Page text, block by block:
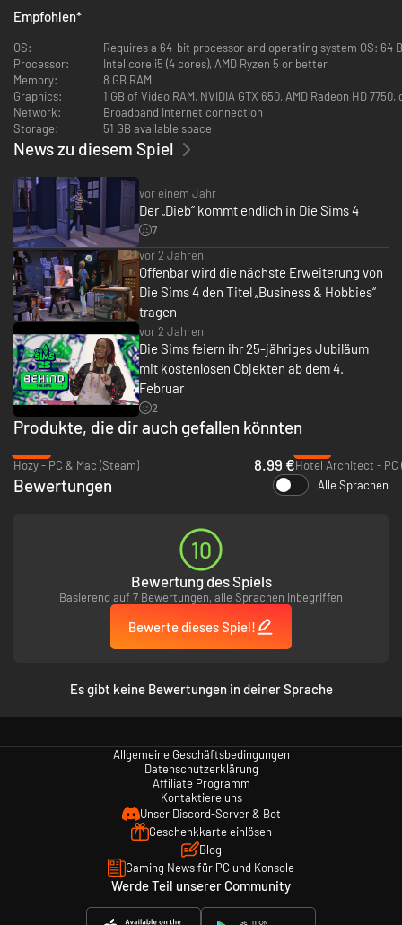
Empfohlen*
OS:
Requires a 64-bit
Processor:
Intel core i5 (4 cores), AMD Ryzen 5 or better
Memory:
8 GB RAM
Graphics:
1 GB of Video RAM, NVIDIA GTX 650, AMD Radeon HD
Network:
Broadband Internet connection
Storage:
51 GB available space
News zu diesem Spiel
vor einem Jahr
Der „Dieb“ kommt endlich in Die Sims 4
7
vor 2 Jahren
Offenbar wird die nächste Erweiterung von
Die Sims 4 den Titel „Business & Hobbies“
tragen
vor 2 Jahren
Die Sims feiern ihr 25-jähriges Jubiläum
mit kostenlosen Objekten ab dem 4.
Februar
2
Produkte, die dir auch gefallen könnten
Hozy - PC & Mac (Steam)
8.99 €Hotel Architect - PC
Bewertungen Alle Sprachen
10
Bewertung des Spiels
Basierend auf 7 Bewertungen, alle Sprachen inbegriffen
Bewerte dieses Spiel!
Es gibt keine Bewertungen in deiner Sprache
Allgemeine Geschäftsbedingungen
Datenschutzerklärung
Affiliate Programm
Kontaktiere uns
Unser Discord-Server & Bot
Geschenkkarte einlösen
Blog
Gaming News für PC und Konsole
Werde Teil unserer Community